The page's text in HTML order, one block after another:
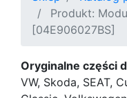
Produkt:
[04E906027BS]
Oryginalne części
VW, Skoda, SEAT,